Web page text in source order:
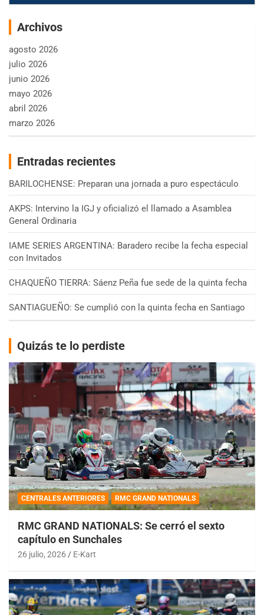
Archivos
agosto 2026
julio 2026
junio 2026
mayo 2026
abril 2026
marzo 2026
Entradas recientes
BARILOCHENSE: Preparan una jornada a puro espectáculo
AKPS: Intervino la IGJ y oficializó el llamado a Asamblea
General Ordinaria
IAME SERIES ARGENTINA: Baradero recibe la fecha especial
con Invitados
CHAQUEÑO TIERRA: Sáenz Peña fue sede de la quinta fecha
SANTIAGUEÑO: Se cumplió con la quinta fecha en Santiago
Quizás te lo perdiste
CENTRALES ANTERIORES RMC GRAND NATIONALS
RMC GRAND NATIONALS: Se cerró el sexto
capítulo en Sunchales
26 julio, 2026 E-Kart